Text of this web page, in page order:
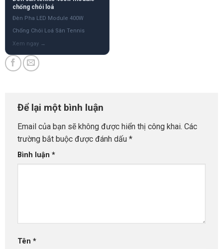
chống chói loá
Đèn Pha LED Module 400W
Chống Chói Loá Sân Tennis
Để lại một bình luận
Email của bạn sẽ không được hiển thị công khai. Các
trường bắt buộc được đánh dấu *
Bình luận *
Tên *